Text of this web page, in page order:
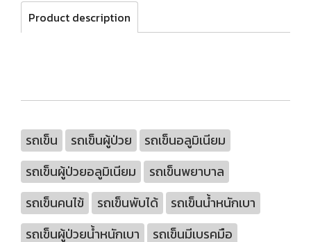
Product description
รถเข็น รถเข็นผู้ป่วย
รถเข็นอลูมิเนียม
รถเข็นผู้ป่วยอลูมิเนียม
รถเข็นพยาบาล
รถเข็นคนไข้
รถเข็นพับได้
รถเข็นน้ำหนักเบา
รถเข็นผู้ป่วยน้ำหนักเบา
รถเข็นมีเบรคมือ